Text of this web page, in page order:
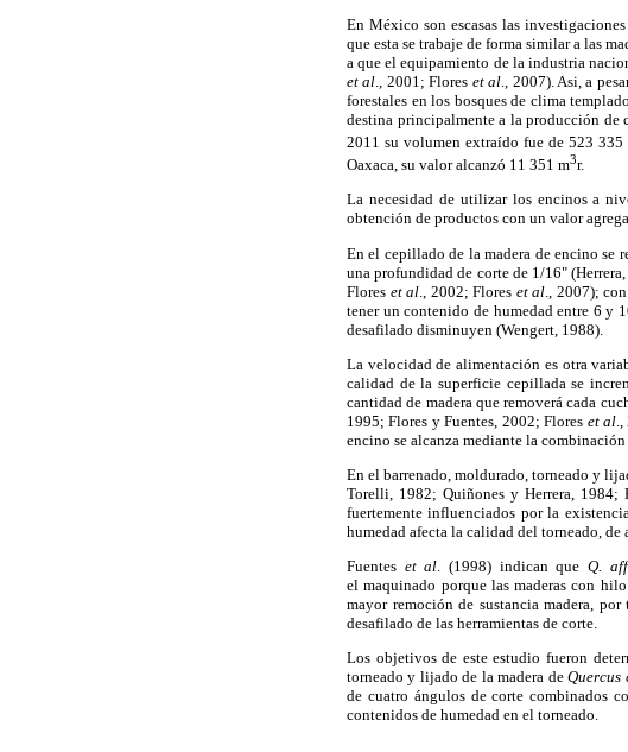
En México son escasas las
que esta se trabaje de forma similar a las
a que el equipamiento de la industria
et al ., 2001; Flores et al ., 2007). Asi, a
forestales en los bosques de clima
destina principalmente a la producción de
2011 su volumen extraído fue de 523 335
Oaxaca, su valor alcanzó 11 351 m3r.
La necesidad de utilizar los encinos a
obtención de productos con un valor
En el cepillado de la madera de encino se
una profundidad de corte de 1/16"
Flores et al ., 2002; Flores et al ., 2007);
tener un contenido de humedad entre 6 y
desafilado disminuyen (Wengert, 1988).
La velocidad de alimentación es otra
calidad de la superficie cepillada se
cantidad de madera que removerá cada
1995; Flores y Fuentes, 2002; Flores et al.,
encino se alcanza mediante la
En el barrenado, moldurado, torneado y
Torelli, 1982; Quiñones y Herrera, 1984;
fuertemente influenciados por la
humedad afecta la calidad del torneado, de
Fuentes et al. (1998) indican queQ.
el maquinado porque las maderas con
mayor remoción de sustancia madera,
desafilado de las herramientas de corte.
Los objetivos de este estudio fueron
torneado y lijado de la madera deQuercus
de cuatro ángulos de corte combinados
contenidos de humedad en el torneado.